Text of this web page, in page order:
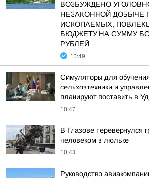
ВОЗБУЖДЕНО
НЕЗАКОННОЙ ДОБЫЧЕ
ИСКОПАЕМЫХ,
БЮДЖЕТУ НА СУММУ
РУБЛЕЙ
10:49
Симуляторы для
сельхозтехники и
планируют поставить в
10:47
В Глазове перевернулся
человеком в люльке
10:43
Руководство